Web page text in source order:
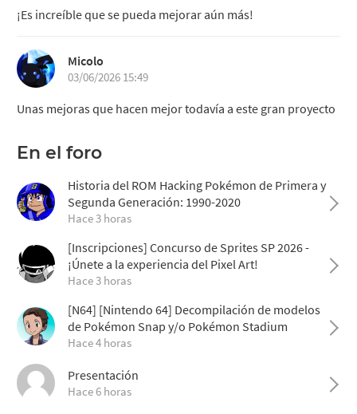
¡Es increíble que se pueda mejorar aún más!
Micolo
03/06/2026 15:49
Unas mejoras que hacen mejor todavía a este gran proyecto
En el foro
Historia del ROM Hacking Pokémon de Primera y
Segunda Generación: 1990-2020
Hace 3 horas
[Inscripciones] Concurso de Sprites SP 2026 -
¡Únete a la experiencia del Pixel Art!
Hace 3 horas
[N64] [Nintendo 64] Decompilación de modelos
de Pokémon Snap y/o Pokémon Stadium
Hace 4 horas
Presentación
Hace 6 horas